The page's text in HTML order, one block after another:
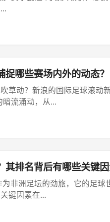
哪些赛场内外的动态？
草动？新浪的国际足球滚动
暗流涌动，从...
排名背后有哪些关键因
非洲足坛的劲旅，它的足球
键因素在...